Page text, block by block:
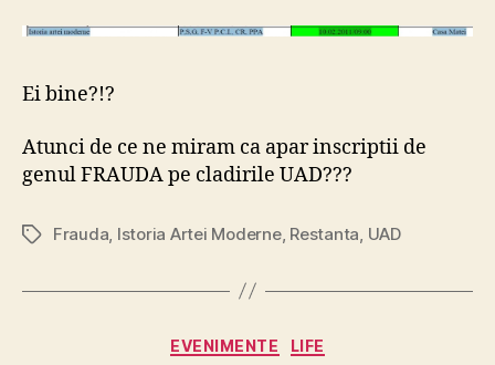
Ei bine?!?
Atunci de ce ne miram ca apar inscriptii de
genul FRAUDA pe cladirile UAD???
TagsFrauda Istoria Artei Moderne, Restanta UAD
Categories
EVENIMENTE LIFE